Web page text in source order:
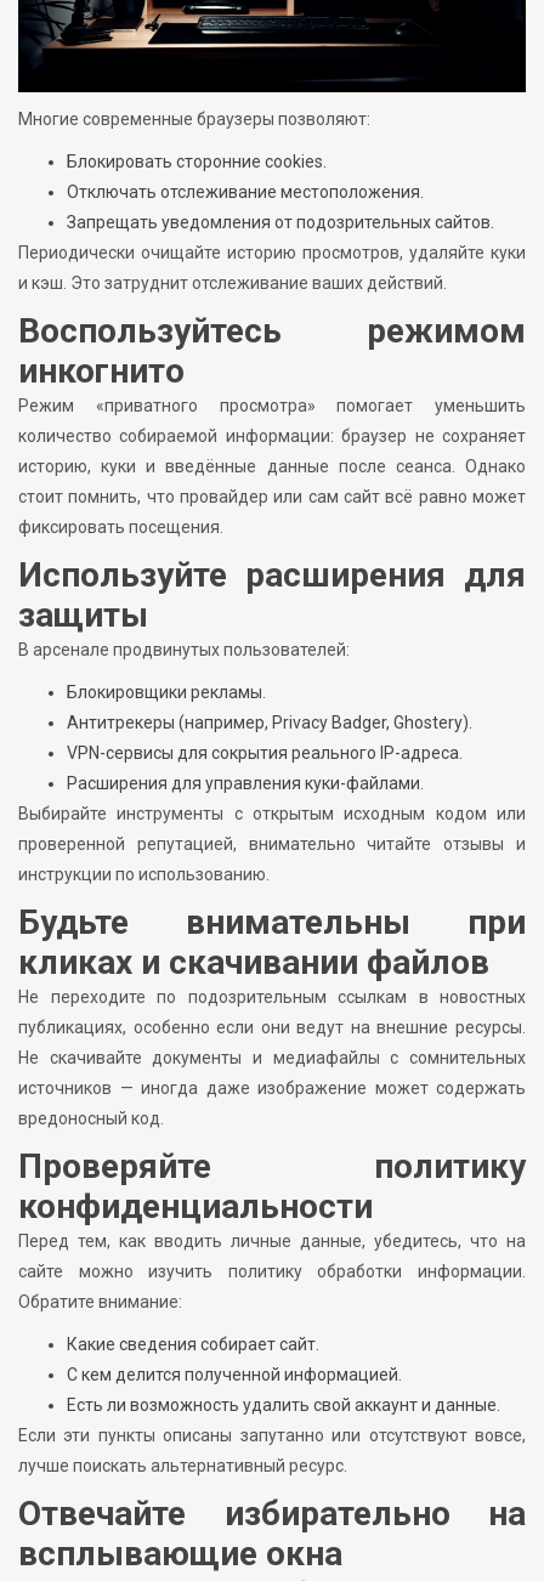
Многие современные браузеры позволяют:
Блокировать сторонние cookies.
Отключать отслеживание местоположения.
Запрещать уведомления от подозрительных сайтов.
Периодически очищайте историю просмотров, удаляйте куки
и кэш. Это затруднит отслеживание ваших действий.
Воспользуйтесь режимом
инкогнито
Режим «приватного просмотра» помогает уменьшить
количество собираемой информации: браузер не сохраняет
историю, куки и введённые данные после сеанса. Однако
стоит помнить, что провайдер или сам сайт всё равно может
фиксировать посещения.
Используйте расширения для
защиты
В арсенале продвинутых пользователей:
Блокировщики рекламы.
Антитрекеры (например, Privacy Badger, Ghostery).
VPN-сервисы для сокрытия реального IP-адреса.
Расширения для управления куки-файлами.
Выбирайте инструменты с открытым исходным кодом или
проверенной репутацией, внимательно читайте отзывы и
инструкции по использованию.
Будьте внимательны при
кликах и скачивании файлов
Не переходите по подозрительным ссылкам в новостных
публикациях, особенно если они ведут на внешние ресурсы.
Не скачивайте документы и медиафайлы с сомнительных
источников — иногда даже изображение может содержать
вредоносный код.
Проверяйте политику
конфиденциальности
Перед тем, как вводить личные данные, убедитесь, что на
сайте можно изучить политику обработки информации.
Обратите внимание:
Какие сведения собирает сайт.
С кем делится полученной информацией.
Есть ли возможность удалить свой аккаунт и данные.
Если эти пункты описаны запутанно или отсутствуют вовсе,
лучше поискать альтернативный ресурс.
Отвечайте избирательно на
всплывающие окна